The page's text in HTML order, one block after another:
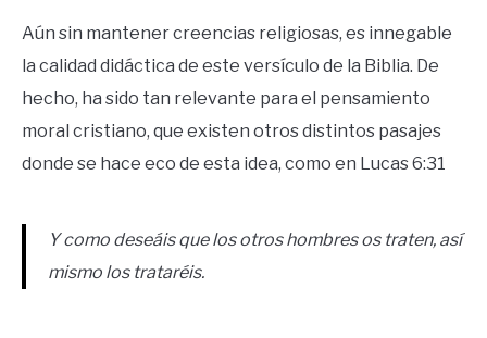
Aún sin mantener creencias religiosas, es innegable
la calidad didáctica de este versículo de la Biblia. De
hecho, ha sido tan relevante para el pensamiento
moral cristiano, que existen otros distintos pasajes
donde se hace eco de esta idea, como en Lucas 6:31
Y como deseáis que los otros hombres os traten, así
mismo los trataréis.